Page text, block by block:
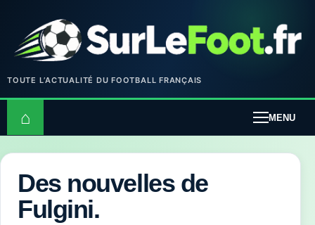
TOUTE L’ACTUALITÉ DU FOOTBALL FRANÇAIS
⌂ MENU
Des nouvelles de
Fulgini.